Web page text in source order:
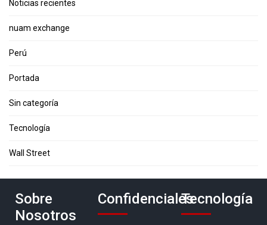
Noticias recientes
nuam exchange
Perú
Portada
Sin categoría
Tecnología
Wall Street
Sobre
Nosotros
ConfidencialesTecnología